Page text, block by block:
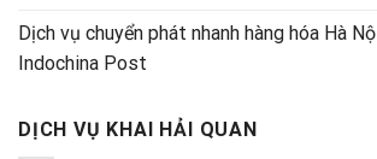
Dịch vụ chuyển phát nhanh hàng hóa Hà
Indochina Post
DỊCH VỤ KHAI HẢI QUAN